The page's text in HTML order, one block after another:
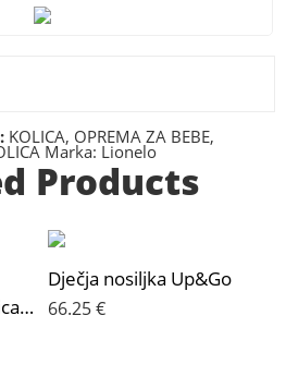
KOLICA, OPREMA ZA BEBE,
Marka: Lionelo
Products
Kinderkraft autosjedalica I-Spark i-Size 15-36 kg (100-150 cm), Green
Dječja nosiljka Up&Go
66.25€